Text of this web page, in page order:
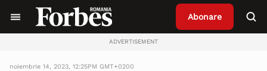
Abonare
ADVERTISEMENT
noiembrie 14, 2023, 12:25PM GMT+0200